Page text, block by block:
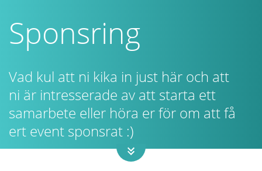
Sponsring
Vad kul att ni kika in just här och att
ni är intresserade av att starta ett
samarbete eller höra er för om att få
ert event sponsrat :)